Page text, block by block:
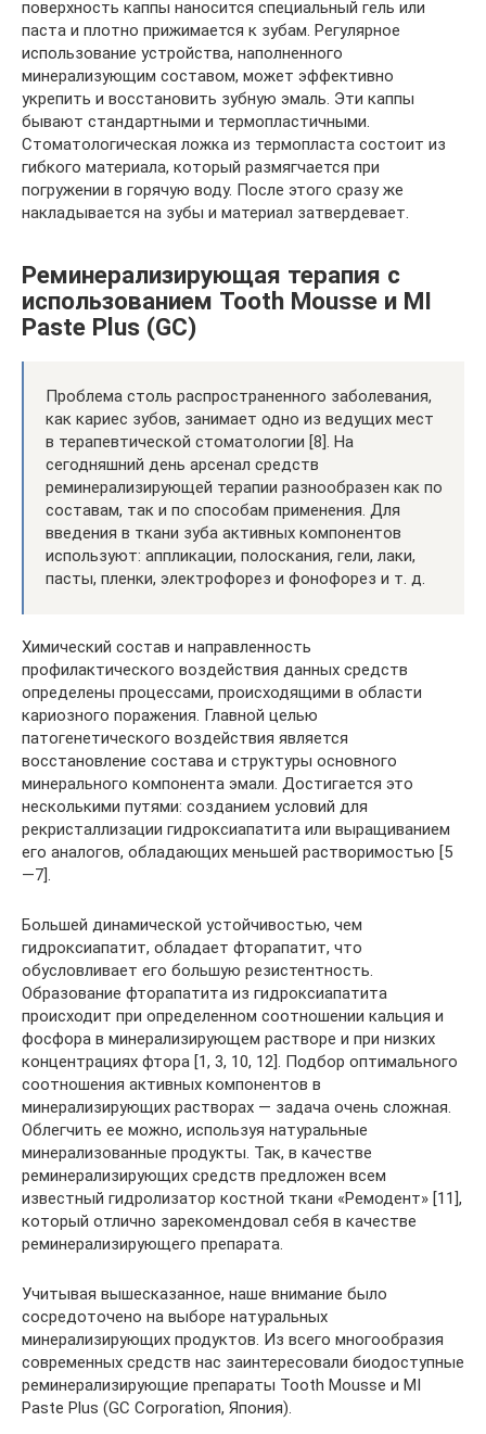
поверхность каппы наносится специальный гель или
паста и плотно прижимается к зубам. Регулярное
использование устройства, наполненного
минерализующим составом, может эффективно
укрепить и восстановить зубную эмаль. Эти каппы
бывают стандартными и термопластичными.
Стоматологическая ложка из термопласта состоит из
гибкого материала, который размягчается при
погружении в горячую воду. После этого сразу же
накладывается на зубы и материал затвердевает.
Реминерализирующая терапия с
использованием Tooth Mousse и MI
Paste Plus (GC)
Проблема столь распространенного заболевания,
как кариес зубов, занимает одно из ведущих мест
в терапевтической стоматологии [8]. На
сегодняшний день арсенал средств
реминерализирующей терапии разнообразен как по
составам, так и по способам применения. Для
введения в ткани зуба активных компонентов
используют: аппликации, полоскания, гели, лаки,
пасты, пленки, электрофорез и фонофорез и т. д.
Химический состав и направленность
профилактического воздействия данных средств
определены процессами, происходящими в области
кариозного поражения. Главной целью
патогенетического воздействия является
восстановление состава и структуры основного
минерального компонента эмали. Достигается это
несколькими путями: созданием условий для
рекристаллизации гидроксиапатита или выращиванием
его аналогов, обладающих меньшей растворимостью [5
—7].
Большей динамической устойчивостью, чем
гидроксиапатит, обладает фторапатит, что
обусловливает его большую резистентность.
Образование фторапатита из гидроксиапатита
происходит при определенном соотношении кальция и
фосфора в минерализирующем растворе и при низких
концентрациях фтора [1, 3, 10, 12]. Подбор оптимального
соотношения активных компонентов в
минерализирующих растворах — задача очень сложная.
Облегчить ее можно, используя натуральные
минерализованные продукты. Так, в качестве
реминерализирующих средств предложен всем
известный гидролизатор костной ткани «Ремодент» [11],
который отлично зарекомендовал себя в качестве
реминерализирующего препарата.
Учитывая вышесказанное, наше внимание было
сосредоточено на выборе натуральных
минерализирующих продуктов. Из всего многообразия
современных средств нас заинтересовали биодоступные
реминерализирующие препараты Tooth Mousse и MI
Paste Plus (GC Corporation, Япония).